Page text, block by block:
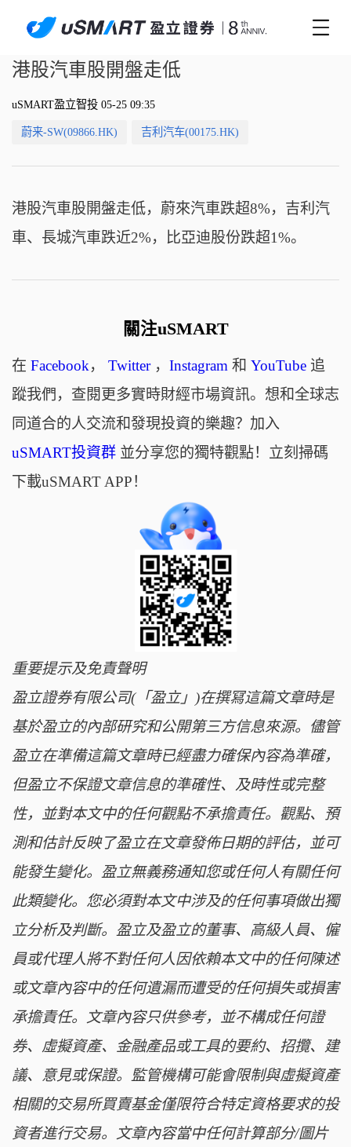
港股汽車股開盤走低
uSMART盈立智投 05-25 09:35
蔚来-SW(09866.HK) 吉利汽车(00175.HK)
港股汽車股開盤走低，蔚來汽車跌超8%，吉利汽
車、長城汽車跌近2%，比亞迪股份跌超1%。
關注uSMART
在 Facebook， Twitter， Instagram和 YouTube追
蹤我們，查閱更多實時財經市場資訊。想和全球志
同道合的人交流和發現投資的樂趣？加入
uSMART投資群並分享您的獨特觀點！立刻掃碼
下載uSMART APP！
重要提示及免責聲明
盈立證券有限公司(「盈立」)在撰冩這篇文章時是
基於盈立的內部研究和公開第三方信息來源。儘管
盈立在準備這篇文章時已經盡力確保內容為準確，
但盈立不保證文章信息的準確性、及時性或完整
性，並對本文中的任何觀點不承擔責任。觀點、預
測和估計反映了盈立在文章發佈日期的評估，並可
能發生變化。盈立無義務通知您或任何人有關任何
此類變化。您必須對本文中涉及的任何事項做出獨
立分析及判斷。盈立及盈立的董事、高級人員、僱
員或代理人將不對任何人因依賴本文中的任何陳述
或文章內容中的任何遺漏而遭受的任何損失或損害
承擔責任。文章內容只供參考，並不構成任何證
券、虛擬資產、金融產品或工具的要約、招攬、建
議、意見或保證。監管機構可能會限制與虛擬資產
相關的交易所買賣基金僅限符合特定資格要求的投
資者進行交易。文章內容當中任何計算部分/圖片